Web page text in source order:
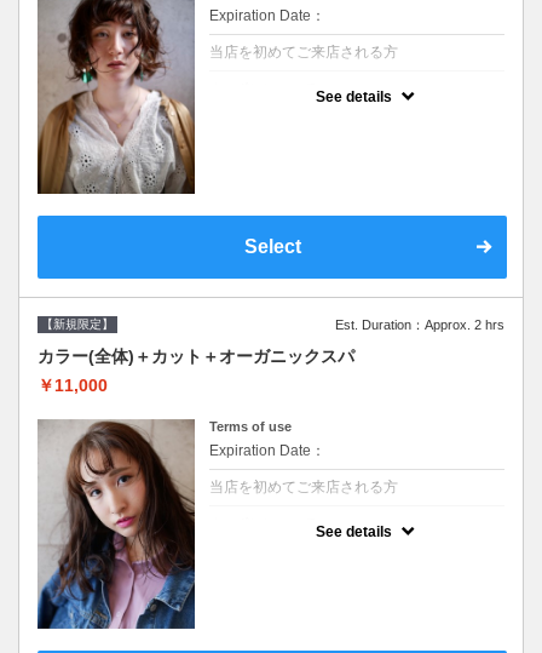
Expiration Date：
当店を初めてご来店される方
See details
Select
【新規限定】 Est. Duration：Approx. 2 hrs
カラー(全体)＋カット＋オーガニックスパ
￥11,000
Terms of use
Expiration Date：
当店を初めてご来店される方
See details